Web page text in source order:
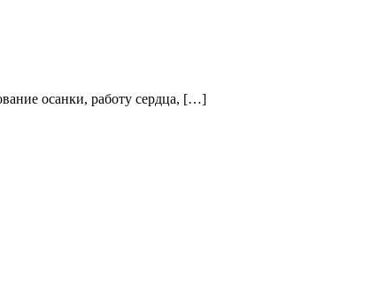
осанки, работу сердца, […]